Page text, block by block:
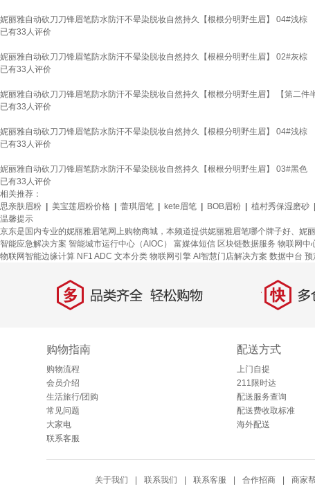
妮丽雅自动砍刀刀锋眉笔防水防汗不晕染脱妆自然持久【根根分明野生眉】 04#浅棕
已有33 人评价
妮丽雅自动砍刀刀锋眉笔防水防汗不晕染脱妆自然持久【根根分明野生眉】 02#灰棕
已有33 人评价
妮丽雅自动砍刀刀锋眉笔防水防汗不晕染脱妆自然持久【根根分明野生眉】 【第二件
已有33 人评价
妮丽雅自动砍刀刀锋眉笔防水防汗不晕染脱妆自然持久【根根分明野生眉】 04#浅棕
已有33 人评价
妮丽雅自动砍刀刀锋眉笔防水防汗不晕染脱妆自然持久【根根分明野生眉】 03#黑色
已有33 人评价
相关推荐：
思亲肤眉粉
美宝莲眉粉价格 蕾琪眉笔 kete眉笔 BOB眉粉 植村秀保湿磨砂
温馨提示
京东是国内专业的妮丽雅眉笔网上购物商城，本频道提供妮丽雅眉笔哪个牌子好、妮
智能应急解决方案 智能城市运行中心（AIOC） 富媒体短信 区块链数据服务 物联网中
物联网智能边缘计算 NF1 ADC 文本分类 物联网引擎 AI智慧门店解决方案 数据中台 预
多 品类齐全，轻松购物 快 多仓
购物指南
购物流程
会员介绍
生活旅行/团购
常见问题
大家电
联系客服
配送方式
上门自提
211限时达
配送服务查询
配送费收取标准
海外配送
关于我们 联系我们 联系客服 合作招商 商家